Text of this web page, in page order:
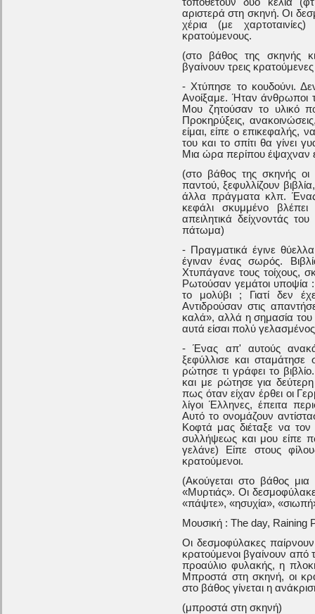
αριστερά στη σκηνή. Οι
χέρια (με
κρατούμενους.
(στο βάθος της σκηνής
βγαίνουν τρεις κρατούμενες
- Χτύπησε το κουδούνι.
Ανοίξαμε. Ήταν άνθρωποι
Μου ζητούσαν το υλικό
Προκηρύξεις,
είμαι, είπε ο επικεφαλής,
του και το σπίτι θα γίνει
Μια ώρα περίπου έψαχναν
(στο βάθος της σκηνής
παντού, ξεφυλλίζουν
άλλα πράγματα κλπ. Ένας
κεφάλι σκυμμένο
απειλητικά δείχνοντάς
πάτωμα)
- Πραγματικά έγινε
έγιναν ένας σωρός.
Χτυπάγανε τους τοίχους,
Ρωτούσαν γεμάτοι υποψία :
το μολύβι ; Γιατί δεν
Αντιδρούσαν στις
καλά», αλλά η σημασία
αυτά είσαι πολύ
- Ένας απ' αυτούς
ξεφύλλισε και
ρώτησε τι γράφει το
και με ρώτησε για
πως όταν είχαν έρθει οι
λίγοι Έλληνες, έπειτα
Αυτό το ονομάζουν
Κοφτά μας διέταξε να
συλλήψεως και μου είπε
γελάνε) Είπε στους
κρατούμενοι.
(Ακούγεται στο βάθος
«Μυρτιάς». Οι
«πάψτε», «ησυχία»,
Μουσική : The day, Raining
Οι δεσμοφύλακες
κρατούμενοι βγαίνουν από
προαύλιο φυλακής, η
Μπροστά στη σκηνή, οι
στο βάθος γίνεται η
(μπροστά στη σκηνή)